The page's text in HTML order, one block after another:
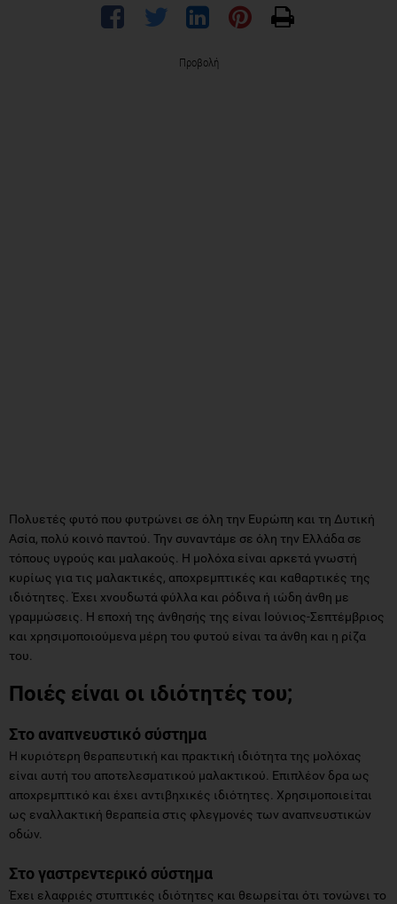
Προβολή
Πολυετές φυτό που φυτρώνει σε όλη την Ευρώπη και τη Δυτική
Ασία, πολύ κοινό παντού. Την συναντάμε σε όλη την Ελλάδα σε
τόπους υγρούς και μαλακούς. Η μολόχα είναι αρκετά γνωστή
κυρίως για τις μαλακτικές, αποχρεμπτικές και καθαρτικές της
ιδιότητες. Έχει χνουδωτά φύλλα και ρόδινα ή ιώδη άνθη με
γραμμώσεις. Η εποχή της άνθησής της είναι Ιούνιος-Σεπτέμβριος
και χρησιμοποιούμενα μέρη του φυτού είναι τα άνθη και η ρίζα
του.
Ποιές είναι οι ιδιότητές του;
Στο αναπνευστικό σύστημα
Η κυριότερη θεραπευτική και πρακτική ιδιότητα της μολόχας
είναι αυτή του αποτελεσματικού μαλακτικού. Επιπλέον δρα ως
αποχρεμπτικό και έχει αντιβηχικές ιδιότητες. Χρησιμοποιείται
ως εναλλακτική θεραπεία στις φλεγμονές των αναπνευστικών
οδών.
Στο γαστρεντερικό σύστημα
Έχει ελαφριές στυπτικές ιδιότητες και θεωρείται ότι τονώνει το